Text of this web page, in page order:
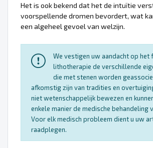
Het is ook bekend dat het de intuïtie
voorspellende dromen bevordert, wat
een algeheel gevoel van welzijn.
We vestigen uw aandacht op het
lithotherapie de verschillende
die met stenen worden
afkomstig zijn van tradities en
niet wetenschappelijk bewezen en
enkele manier de medische behandeling
Voor elk medisch probleem dient u uw
raadplegen.